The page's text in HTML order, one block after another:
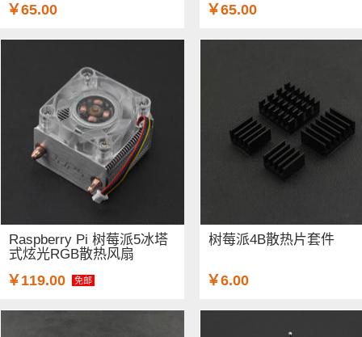
￥65.00 ￥65.00
Raspberry Pi 树莓派5冰塔
式炫光RGB散热风扇
￥119.00 免邮
树莓派4B散热片套件
￥6.00